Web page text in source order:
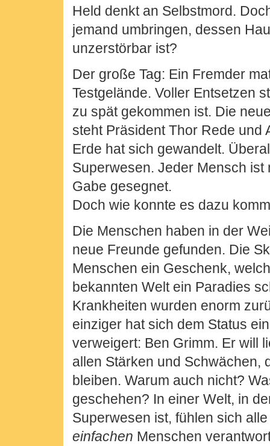
Held denkt an Selbstmord.
jemand umbringen, dessen
unzerstörbar ist?
Der große Tag: Ein Fremder
Testgelände. Voller Entsetzen
zu spät gekommen ist. Die
steht Präsident Thor Rede und
Erde hat sich gewandelt.
Superwesen. Jeder Mensch ist
Gabe gesegnet.
Doch wie konnte es dazu
Die Menschen haben in der
neue Freunde gefunden. Die
Menschen ein Geschenk,
bekannten Welt ein Paradies
Krankheiten wurden enorm
einziger hat sich dem Status
verweigert: Ben Grimm. Er will
allen Stärken und Schwächen,
bleiben. Warum auch nicht?
geschehen? In einer Welt, in
Superwesen ist, fühlen sich
einfachen Menschen